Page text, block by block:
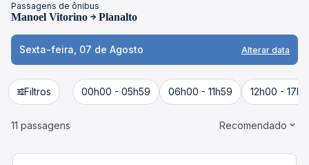
Passagens de ônibus
Manoel Vitorino Planalto
Sexta-feira, 07 de Agosto Alterar data
Filtros 00h00 - 05h59 06h00 - 11h59 12h00 -
11 passagens Recomendado